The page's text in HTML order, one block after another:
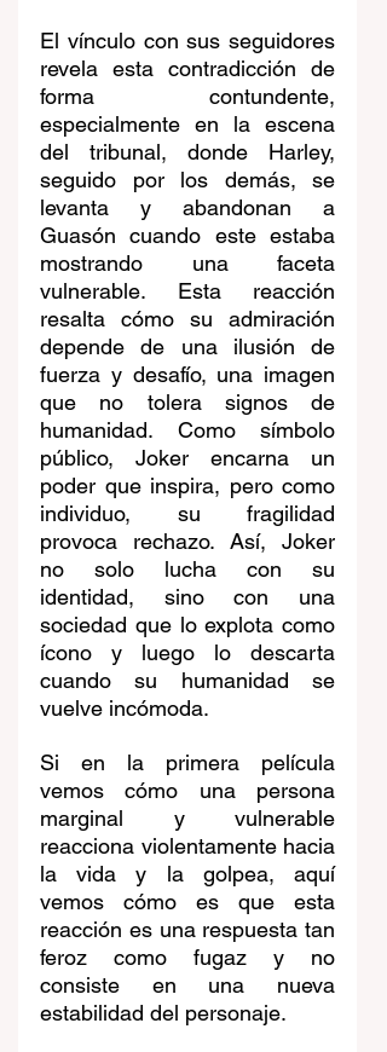
El vínculo con sus seguidores
revela esta contradicción de
forma contundente,
especialmente en la escena
del tribunal, donde Harley,
seguido por los demás, se
levanta y abandonan a
Guasón cuando este estaba
mostrando una faceta
vulnerable. Esta reacción
resalta cómo su admiración
depende de una ilusión de
fuerza y desafío, una imagen
que no tolera signos de
humanidad. Como símbolo
público, Joker encarna un
poder que inspira, pero como
individuo, su fragilidad
provoca rechazo. Así, Joker
no solo lucha con su
identidad, sino con una
sociedad que lo explota como
ícono y luego lo descarta
cuando su humanidad se
vuelve incómoda.
Si en la primera película
vemos cómo una persona
marginal y vulnerable
reacciona violentamente hacia
la vida y la golpea, aquí
vemos cómo es que esta
reacción es una respuesta tan
feroz como fugaz y no
consiste en una nueva
estabilidad del personaje.